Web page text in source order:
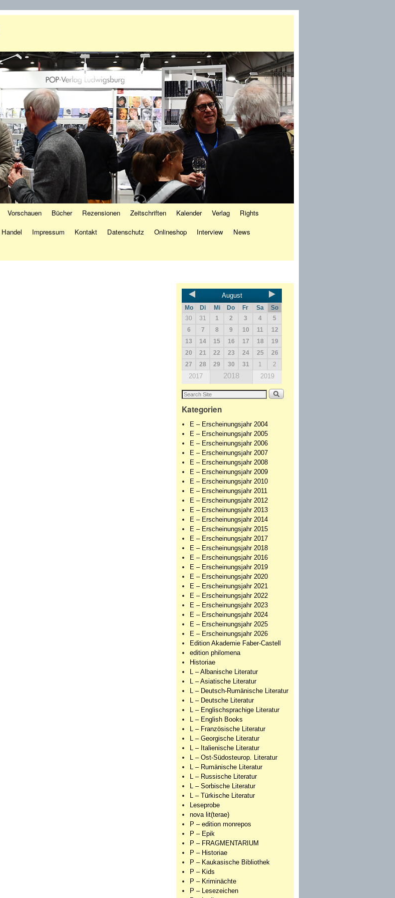
Vorschauen Bücher Rezensionen Zeitschriften Kalender Verlag
Rights
Handel Impressum Kontakt Datenschutz Onlineshop Interview
News
August
Mo Di Mi Do Fr Sa
So
30
31 1 2 3 4
5
6
7 8 9 10 11
12
13
14 15 16 17 18
19
20
21 22 23 24 25
26
27
28 29 30 31 1 2
2017 2018 2019
Kategorien
E – Erscheinungsjahr 2004
E – Erscheinungsjahr 2005
E – Erscheinungsjahr 2006
E – Erscheinungsjahr 2007
E – Erscheinungsjahr 2008
E – Erscheinungsjahr 2009
E – Erscheinungsjahr 2010
E – Erscheinungsjahr 2011
E – Erscheinungsjahr 2012
E – Erscheinungsjahr 2013
E – Erscheinungsjahr 2014
E – Erscheinungsjahr 2015
E – Erscheinungsjahr 2017
E – Erscheinungsjahr 2018
E – Erscheinungsjahr 2016
E – Erscheinungsjahr 2019
E – Erscheinungsjahr 2020
E – Erscheinungsjahr 2021
E – Erscheinungsjahr 2022
E – Erscheinungsjahr 2023
E – Erscheinungsjahr 2024
E – Erscheinungsjahr 2025
E – Erscheinungsjahr 2026
Edition Akademie Faber-Castell
edition philomena
Historiae
L – Albanische Literatur
L – Asiatische Literatur
L – Deutsch-Rumänische Literatur
L – Deutsche Literatur
L – Englischsprachige Literatur
L – English Books
L – Französische Literatur
L – Georgische Literatur
L – Italienische Literatur
L – Ost-Südosteurop. Literatur
L – Rumänische Literatur
L – Russische Literatur
L – Sorbische Literatur
L – Türkische Literatur
Leseprobe
nova lit(terae)
P – edition monrepos
P – Epik
P – FRAGMENTARIUM
P – Historiae
P – Kaukasische Bibliothek
P – Kids
P – Kriminächte
P – Lesezeichen